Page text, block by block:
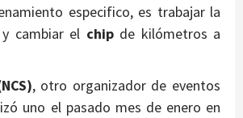
especifico, es trabajar la
cambiar el chipde kilómetros a
, otro organizador de eventos
uno el pasado mes de enero en